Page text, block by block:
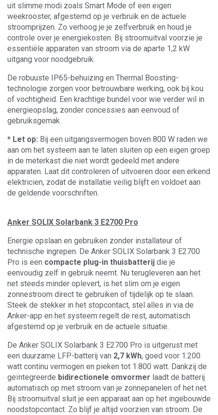
uit slimme modi zoals Smart Mode of een eigen
weekrooster, afgestemd op je verbruik en de actuele
stroomprijzen. Zo verhoog je je zelfverbruik en houd je
controle over je energiekosten. Bij stroomuitval voorzie je
essentiële apparaten van stroom via de aparte 1,2 kW
uitgang voor noodgebruik.
De robuuste IP65-behuizing en Thermal Boosting-
technologie zorgen voor betrouwbare werking, ook bij kou
of vochtigheid. Een krachtige bundel voor wie verder wil in
energieopslag, zonder concessies aan eenvoud of
gebruiksgemak.
* Let op: Bij een uitgangsvermogen boven 800 W raden we
aan om het systeem aan te laten sluiten op een eigen groep
in de meterkast die niet wordt gedeeld met andere
apparaten. Laat dit controleren of uitvoeren door een erkend
elektricien, zodat de installatie veilig blijft en voldoet aan
de geldende voorschriften.
Anker SOLIX Solarbank 3 E2700 Pro
Energie opslaan en gebruiken zonder installateur of
technische ingrepen. De Anker SOLIX Solarbank 3 E2700
Pro is een compacte plug-in thuisbatterij die je
eenvoudig zelf in gebruik neemt. Nu terugleveren aan het
net steeds minder oplevert, is het slim om je eigen
zonnestroom direct te gebruiken of tijdelijk op te slaan.
Steek de stekker in het stopcontact, stel alles in via de
Anker-app en het systeem regelt de rest, automatisch
afgestemd op je verbruik en de actuele situatie.
De Anker SOLIX Solarbank 3 E2700 Pro is uitgerust met
een duurzame LFP-batterij van 2,7 kWh, goed voor 1.200
watt continu vermogen en pieken tot 1.800 watt. Dankzij de
geïntegreerde bidirectionele omvormer laadt de batterij
automatisch op met stroom van je zonnepanelen of het net.
Bij stroomuitval sluit je een apparaat aan op het ingebouwde
noodstopcontact. Zo blijf je altijd voorzien van stroom. De